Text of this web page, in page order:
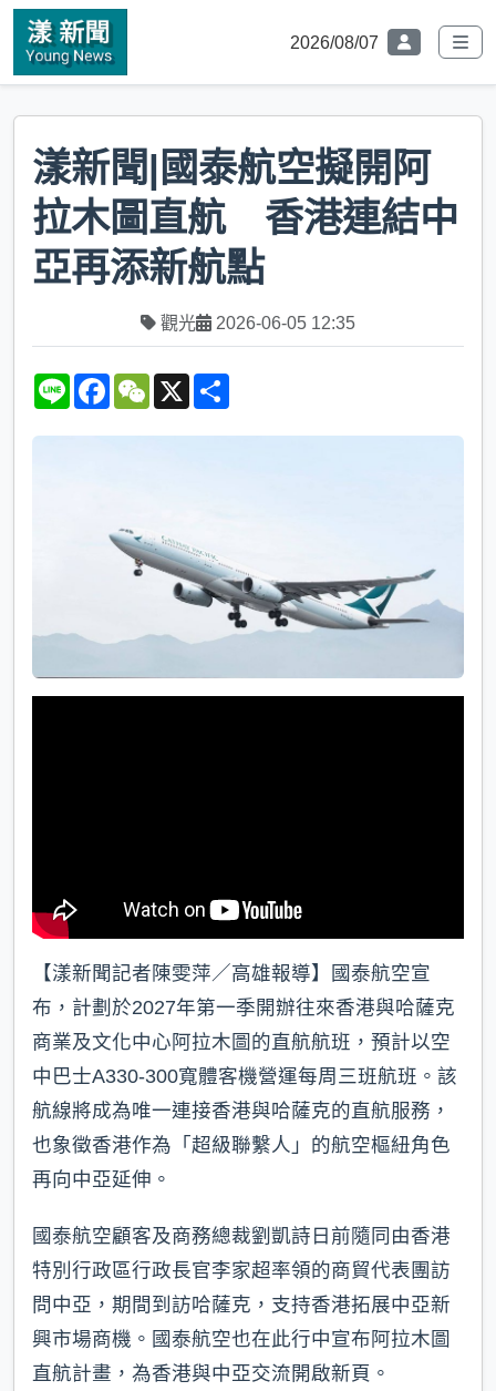
2026/08/07
漾新聞|國泰航空擬開阿
拉木圖直航 香港連結中
亞再添新航點
觀光 2026-06-05 12:35
L
e
F
e
W
h
X
r
【漾新聞記者陳雯萍／高雄報導】國泰航空宣
布，計劃於2027年第一季開辦往來香港與哈薩克
商業及文化中心阿拉木圖的直航航班，預計以空
中巴士A330-300寬體客機營運每周三班航班。該
航線將成為唯一連接香港與哈薩克的直航服務，
也象徵香港作為「超級聯繫人」的航空樞紐角色
再向中亞延伸。
國泰航空顧客及商務總裁劉凱詩日前隨同由香港
特別行政區行政長官李家超率領的商貿代表團訪
問中亞，期間到訪哈薩克，支持香港拓展中亞新
興市場商機。國泰航空也在此行中宣布阿拉木圖
直航計畫，為香港與中亞交流開啟新頁。